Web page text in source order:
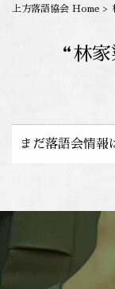
上方落語協会 Home >
“林
まだ落語会情報